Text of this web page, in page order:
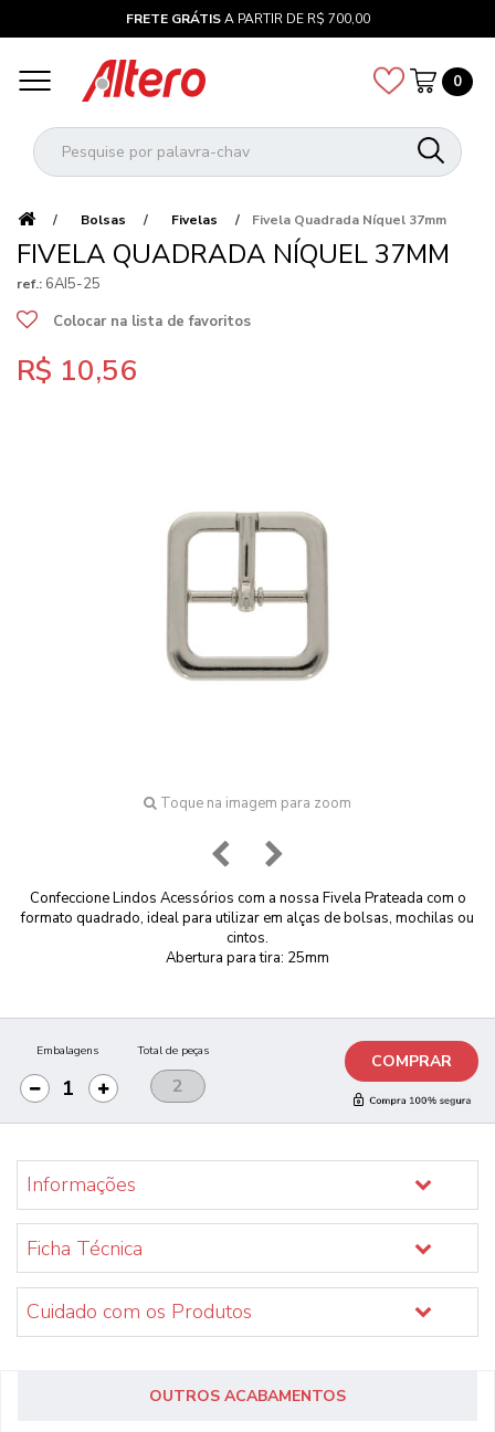
FRETE GRÁTISA PARTIR DE R$ 700,00
0
Bolsas Fivelas Fivela Quadrada Níquel 37mm
FIVELA QUADRADA NÍQUEL 37MM
ref.: 6AI5-25
Colocar na lista de favoritos
R$ 10,56
Toque na imagem para zoom
Confeccione Lindos Acessórios com a nossa Fivela Prateada com o
formato quadrado, ideal para utilizar em alças de bolsas, mochilas ou
cintos.
Abertura para tira: 25mm
Embalagens Total de peças COMPRAR
Informações
Ficha Técnica
Cuidado com os Produtos
OUTROS ACABAMENTOS